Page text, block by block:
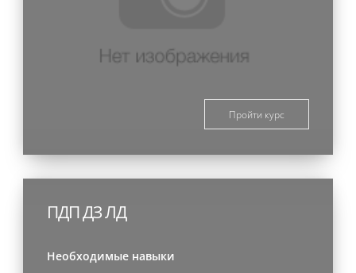
Пройти курс
ПДП ДЗ ЛД
Необходимые навыки